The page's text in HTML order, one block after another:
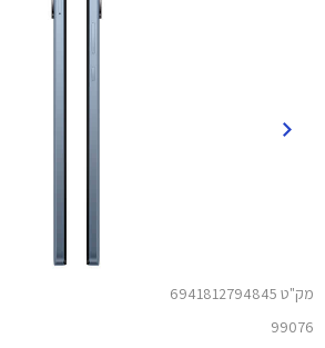
מק"ט 6941812794845
99076